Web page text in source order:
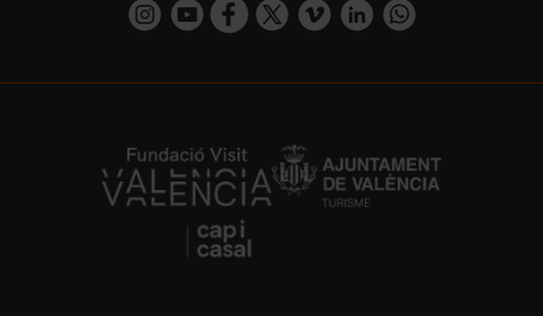
https://www.instagram.com/visit_valencia/
https://www.youtube.com/user/
https://www.facebook.com/
https://twitter.com/
https://vimeo.com/
https://www.linkedin.com/company/turismo-valencia/https://api.whatsapp.com/send/
https://fundacion.visitvalencia.com/